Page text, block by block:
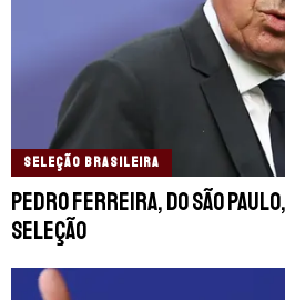
SELEÇÃO BRASILEIRA
Pedro Ferreira, do São
seleção